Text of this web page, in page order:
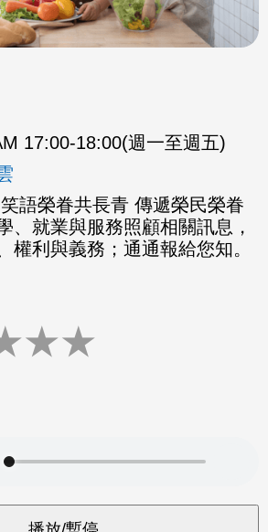
17:00-18:00(週一至週五)
語榮眷共長青 傳遞榮民榮眷
、就業與服務照顧相關訊息，
權利與義務；通通報給您知。
★★